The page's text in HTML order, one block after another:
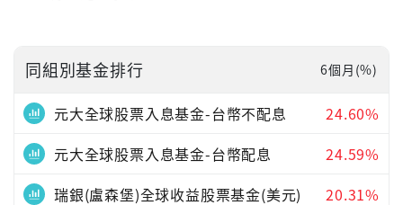
同組別基金排行 6個月(%)
元大全球股票入息基金-台幣不配息
24.60%
元大全球股票入息基金-台幣配息
24.59%
瑞銀(盧森堡)全球收益股票基金(美元)
20.31%